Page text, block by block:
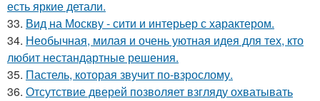
есть яркие детали.
33. Вид на Москву - сити и интерьер с характером.
34. Необычная, милая и очень уютная идея для тех, кто
любит нестандартные решения.
35. Пастель, которая звучит по-взрослому.
36. Отсутствие дверей позволяет взгляду охватывать